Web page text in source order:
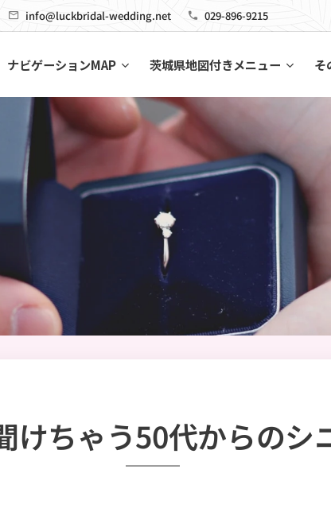
info@luckbridal-wedding.net 029-896-9215
ナビゲーションMAP 茨城県地図付きメニュー そ
けちゃう50代からのシ